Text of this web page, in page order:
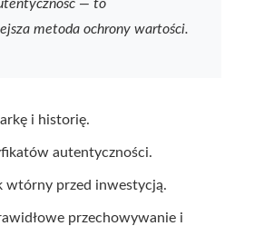
— to
metoda ochrony wartości.
i historię.
autentyczności.
wtórny przed inwestycją.
przechowywanie i